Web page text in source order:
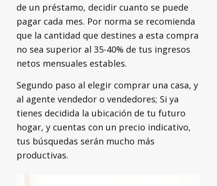
de un préstamo, decidir cuanto se puede
pagar cada mes. Por norma se recomienda
que la cantidad que destines a esta compra
no sea superior al 35-40% de tus ingresos
netos mensuales estables.
Segundo paso al elegir comprar una casa, y
al agente vendedor o vendedores; Si ya
tienes decidida la ubicación de tu futuro
hogar, y cuentas con un precio indicativo,
tus búsquedas serán mucho más
productivas.